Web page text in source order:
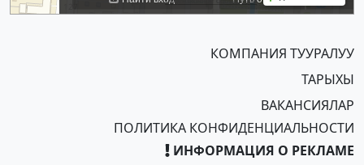
КОМПАНИЯ ТУУРАЛУУ
ТАРЫХЫ
ВАКАНСИЯЛАР
ПОЛИТИКА КОНФИДЕНЦИАЛЬНОСТИ
ИНФОРМАЦИЯ О РЕКЛАМЕ